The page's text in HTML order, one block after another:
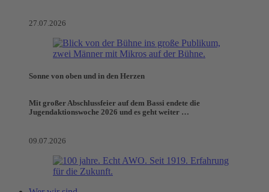
27.07.2026
Sonne von oben und in den Herzen
Mit großer Abschlussfeier auf dem Bassi endete die
Jugendaktionswoche 2026 und es geht weiter …
09.07.2026